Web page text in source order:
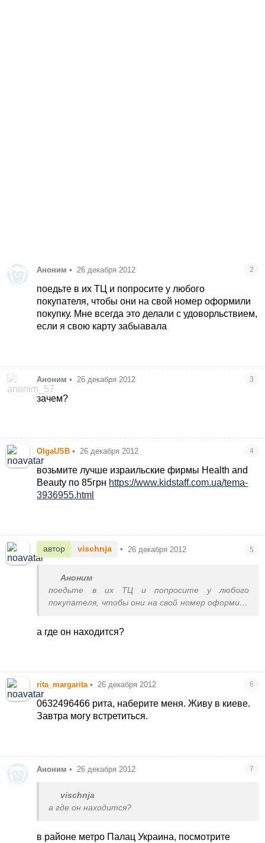
Аноним • 26 декабря 2012 2
поедьте в их ТЦ и попросите у любого
покупателя, чтобы они на свой номер оформили
покупку. Мне всегда это делали с удоворльствием,
если я свою карту забыавала
Аноним • 26 декабря 2012 3
зачем?
OlgaUSB • 26 декабря 2012 4
возьмите лучше израильские фирмы Health and
Beauty по 85грн https://www.kidstaff.com.ua/tema-
3936955.html
автор vischnja • 26 декабря 2012 5
Аноним
поедьте в их ТЦ и попросите у любого
покупателя, чтобы они на свой номер оформили
удоворльствием, если я свою карту забыавала
а где он находится?
rita_margarita • 26 декабря 2012 6
0632496466 рита, наберите меня. Живу в киеве.
Завтра могу встретиться.
Аноним • 26 декабря 2012 7
vischnja
а где он находится?
в районе метро Палац Украина, посмотрите